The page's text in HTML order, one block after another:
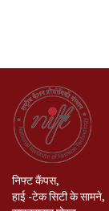
निफ्ट कैंपस,
हाई -टेक सिटी के सामने,